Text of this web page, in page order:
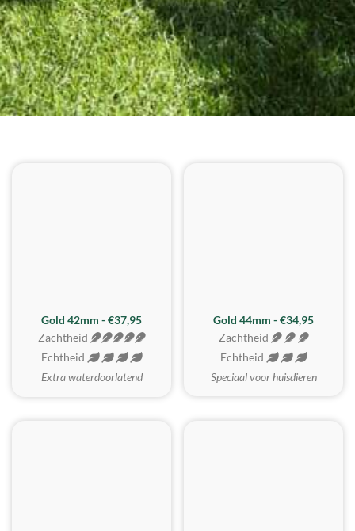
ZACHTSTE
Gold 42mm - €37,95
Zachtheid
Echtheid
Extra waterdoorlatend
Gold 44mm - €34,95
Zachtheid
Echtheid
Speciaal voor huisdieren